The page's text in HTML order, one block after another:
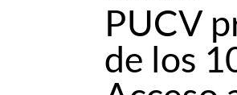
PUCV
de los